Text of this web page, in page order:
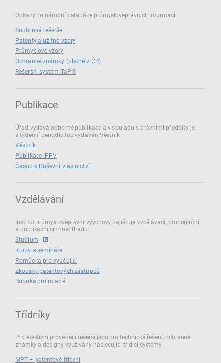
Odkazy na národní databáze průmyslověprávních informací
Souhrnná rešerše
Patenty a užitné vzory
Průmyslové vzory
Ochranné známky (platné v ČR)
Rešeršní systém TaPIS
Publikace
Úřad vydává odborné publikace a v souladu s právními předpisy je
s týdenní periodicitou vydáván Věstník
Věstník
Publikace IPPV
Časopis Duševní vlastnictví
Vzdělávání
Institut průmyslověprávní výychovy zajišťuje vzdělávací, propagační
a publikační činnost Úřadu
Studium
Kurzy a semináře
Pomůcka pro vyučující
Zkoušky patentových zástupců
Rubrika pro mladé
Třídníky
Pro efektivní provádění rešerší jsou pro technická řešení, ochranné
známky a designy využívány následující třídící systémy
MPT – patentové třídění